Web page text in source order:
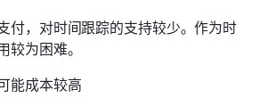
付，对时间跟踪的支持较少。作为时
较为困难。
能成本较高